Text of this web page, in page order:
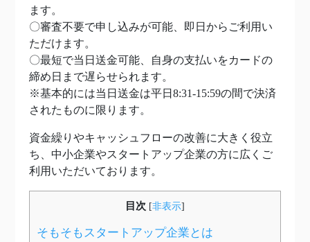
ます。
〇審査不要で申し込みが可能、即日からご利用い
ただけます。
〇最短で当日送金可能、自身の支払いをカードの
締め日まで遅らせられます。
※基本的には当日送金は平日8:31-15:59の間で決済
されたものに限ります。
資金繰りやキャッシュフローの改善に大きく役立
ち、中小企業やスタートアップ企業の方に広くご
利用いただいております。
目次 [非表示]
そもそもスタートアップ企業とは